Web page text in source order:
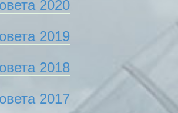
2020
2019
2018
2017